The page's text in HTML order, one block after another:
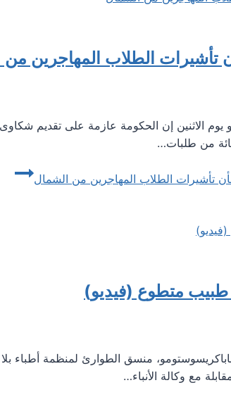
الطلاب المهاجرين من
يوم الاثنين إن الحكومة عازمة على تقديم
تأشيرات الطلاب المهاجرين من الشمال
متطوع (فيديو)
منسق الطوارئ لمنظمة أطباء
مع وكالة الأنباء…